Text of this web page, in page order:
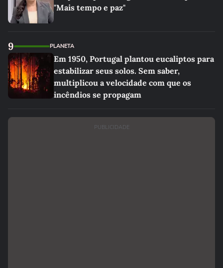
"Mais tempo e paz"
9 PLANETA
Em 1950, Portugal plantou eucaliptos para
estabilizar seus solos. Sem saber,
multiplicou a velocidade com que os
incêndios se propagam
PUBLICIDADE